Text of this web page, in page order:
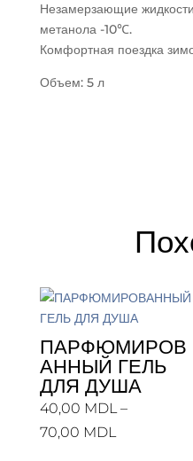
ОСНОВЕ
СПИРТА
Незамерзающие
метанола -10℃.
Комфортная поездка
Объем: 5 л
ПАРФЮМИРОВ
АННЫЙ ГЕЛЬ
ДЛЯ ДУША
40,00 MDL –
70,00 MDL